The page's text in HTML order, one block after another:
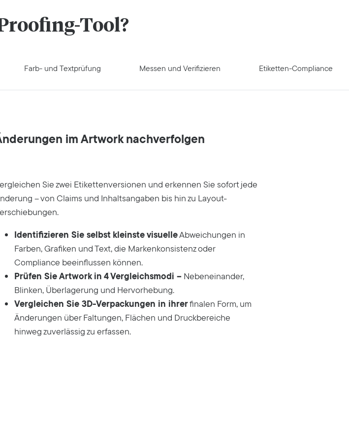
Tool?
Farb- und Textprüfung Messen und Verifizieren Etiketten-Compliance
im Artwork nachverfolgen
Sie zwei Etikettenversionen und erkennen Sie sofort jede
– von Claims und Inhaltsangaben bis hin zu Layout-
Identifizieren Sie selbst kleinste visuelleAbweichungen in
Farben, Grafiken und Text, die Markenkonsistenz oder
Compliance beeinflussen können.
Prüfen Sie Artwork in 4 Vergleichsmodi –Nebeneinander,
Blinken, Überlagerung und Hervorhebung.
Vergleichen Sie 3D-Verpackungen in ihrerfinalen Form, um
Änderungen über Faltungen, Flächen und Druckbereiche
hinweg zuverlässig zu erfassen.